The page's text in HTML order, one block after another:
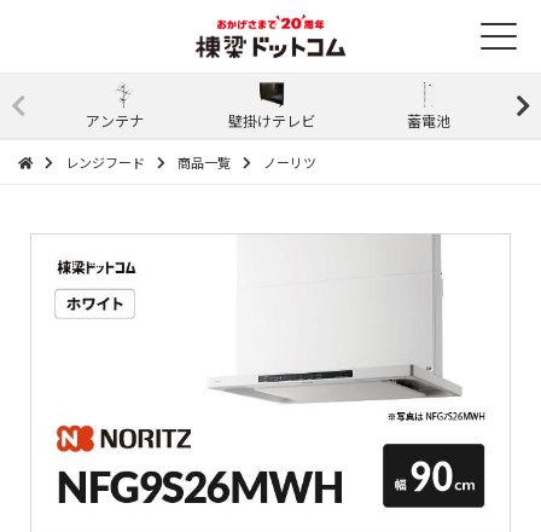
アンテナ 壁掛けテレビ 蓄電池
レンジフード 商品一覧 ノーリツ